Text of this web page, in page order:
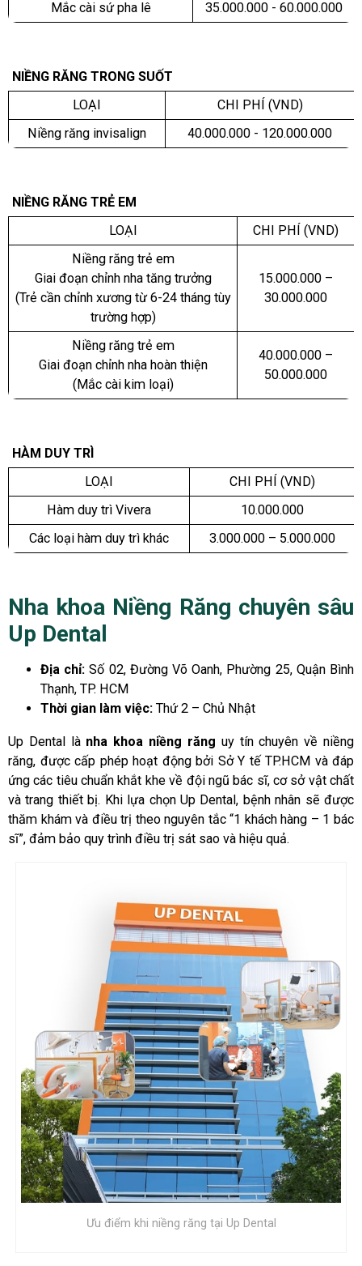
Mắc cài sứ pha lê 35.000.000 - 60.000.000
NIỀNG RĂNG TRONG SUỐT
LOẠI
CHI PHÍ (VND)
Niềng răng invisalign
40.000.000 - 120.000.000
NIỀNG RĂNG TRẺ EM
LOẠI
CHI PHÍ (VND)
Niềng răng trẻ em
Giai đoạn chỉnh nha tăng trưởng
(Trẻ cần chỉnh xương từ 6-24 tháng tùy
trường hợp)
15.000.000 –
30.000.000
Niềng răng trẻ em
Giai đoạn chỉnh nha hoàn thiện
(Mắc cài kim loại)
40.000.000 –
50.000.000
HÀM DUY TRÌ
LOẠI
CHI PHÍ (VND)
Hàm duy trì Vivera
10.000.000
Các loại hàm duy trì khác
3.000.000 – 5.000.000
Nha khoa Niềng Răng chuyên sâu
Up Dental
Địa chỉ: Số 02, Đường Võ Oanh, Phường 25, Quận Bình
Thạnh, TP. HCM
Thời gian làm việc: Thứ 2 – Chủ Nhật
Up Dental là nha khoa niềng răng uy tín chuyên về niềng
răng, được cấp phép hoạt động bởi Sở Y tế TP.HCM và đáp
ứng các tiêu chuẩn khắt khe về đội ngũ bác sĩ, cơ sở vật chất
và trang thiết bị. Khi lựa chọn Up Dental, bệnh nhân sẽ được
thăm khám và điều trị theo nguyên tắc “1 khách hàng – 1 bác
sĩ”, đảm bảo quy trình điều trị sát sao và hiệu quả.
Ưu điểm khi niềng răng tại Up Dental